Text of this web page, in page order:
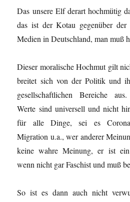
Das unsere Elf derart hochmütig
das ist der Kotau gegenüber
Medien in Deutschland, man muß
Dieser moralische Hochmut gilt
breitet sich von der Politik und
gesellschaftlichen Bereiche
Werte sind universell und nicht
für alle Dinge, sei es
Migration u.a., wer anderer
keine wahre Meinung, er ist ein
wenn nicht gar Faschist und muß
So ist es dann auch nicht